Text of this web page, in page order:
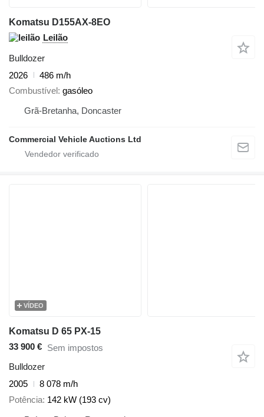
Komatsu D155AX-8EO
Leilão
Bulldozer
2026
486 m/h
Combustível gasóleo
Grã-Bretanha, Doncaster
Commercial Vehicle Auctions Ltd
VÍDEO
Komatsu D 65 PX-15
33 900 € Sem impostos
Bulldozer
2005
8 078 m/h
Potência 142 kW (193 cv)